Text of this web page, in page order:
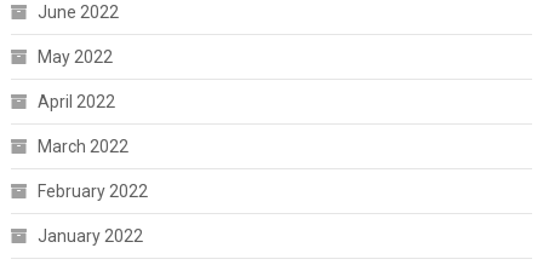
June 2022
May 2022
April 2022
March 2022
February 2022
January 2022